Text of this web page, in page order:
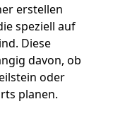
erstellen
speziell auf
Diese
davon, ob
oder
planen.